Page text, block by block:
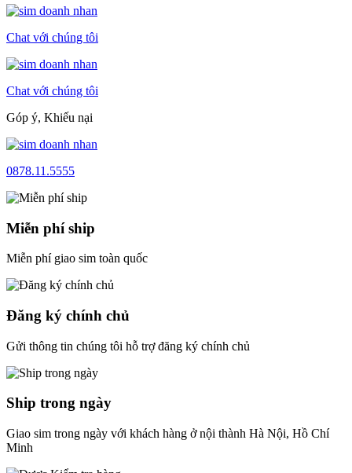
Chat với chúng tôi
Chat với chúng tôi
Góp ý, Khiếu nại
0878.11.5555
Miễn phí ship
Miễn phí giao sim toàn quốc
Đăng ký chính chủ
Gửi thông tin chúng tôi hỗ trợ đăng ký chính chủ
Ship trong ngày
Giao sim trong ngày với khách hàng ở nội thành Hà Nội, Hồ Chí
Minh